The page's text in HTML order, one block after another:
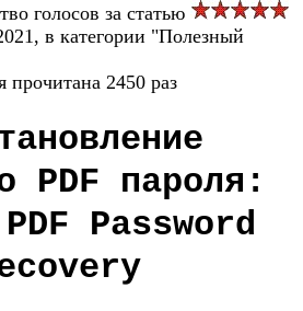
голосов за статью
в категории "Полезный
прочитана 2450 раз
PDF пароля:
Password